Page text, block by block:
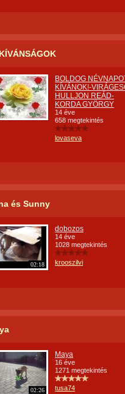
BOLDOG
KÍVÁNOK!-
HULLJON REÁD-
KORDA GYÖRGY
14 éve
658 megtekintés
lovaseva
és Sunny
02:18
dobozos
14 éve
1028 megtekintés
krooszilvi
02:26
Maya
16 éve
1271 megtekintés
tusa74